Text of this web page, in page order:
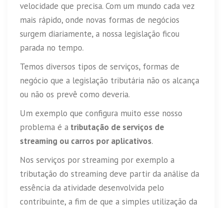
velocidade que precisa. Com um mundo cada vez
mais rápido, onde novas formas de negócios
surgem diariamente, a nossa legislação ficou
parada no tempo.
Temos diversos tipos de serviços, formas de
negócio que a legislação tributária não os alcança
ou não os prevê como deveria.
Um exemplo que configura muito esse nosso
problema é a tributação de serviços de
streaming ou carros por aplicativos.
Nos serviços por streaming por exemplo a
tributação do streaming deve partir da análise da
essência da atividade desenvolvida pelo
contribuinte, a fim de que a simples utilização da